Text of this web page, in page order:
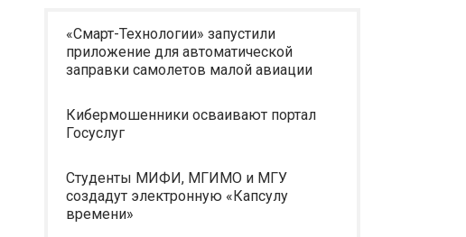
«Смарт-Технологии» запустили
приложение для автоматической
заправки самолетов малой авиации
Кибермошенники осваивают портал
Госуслуг
Студенты МИФИ, МГИМО и МГУ
создадут электронную «Капсулу
времени»